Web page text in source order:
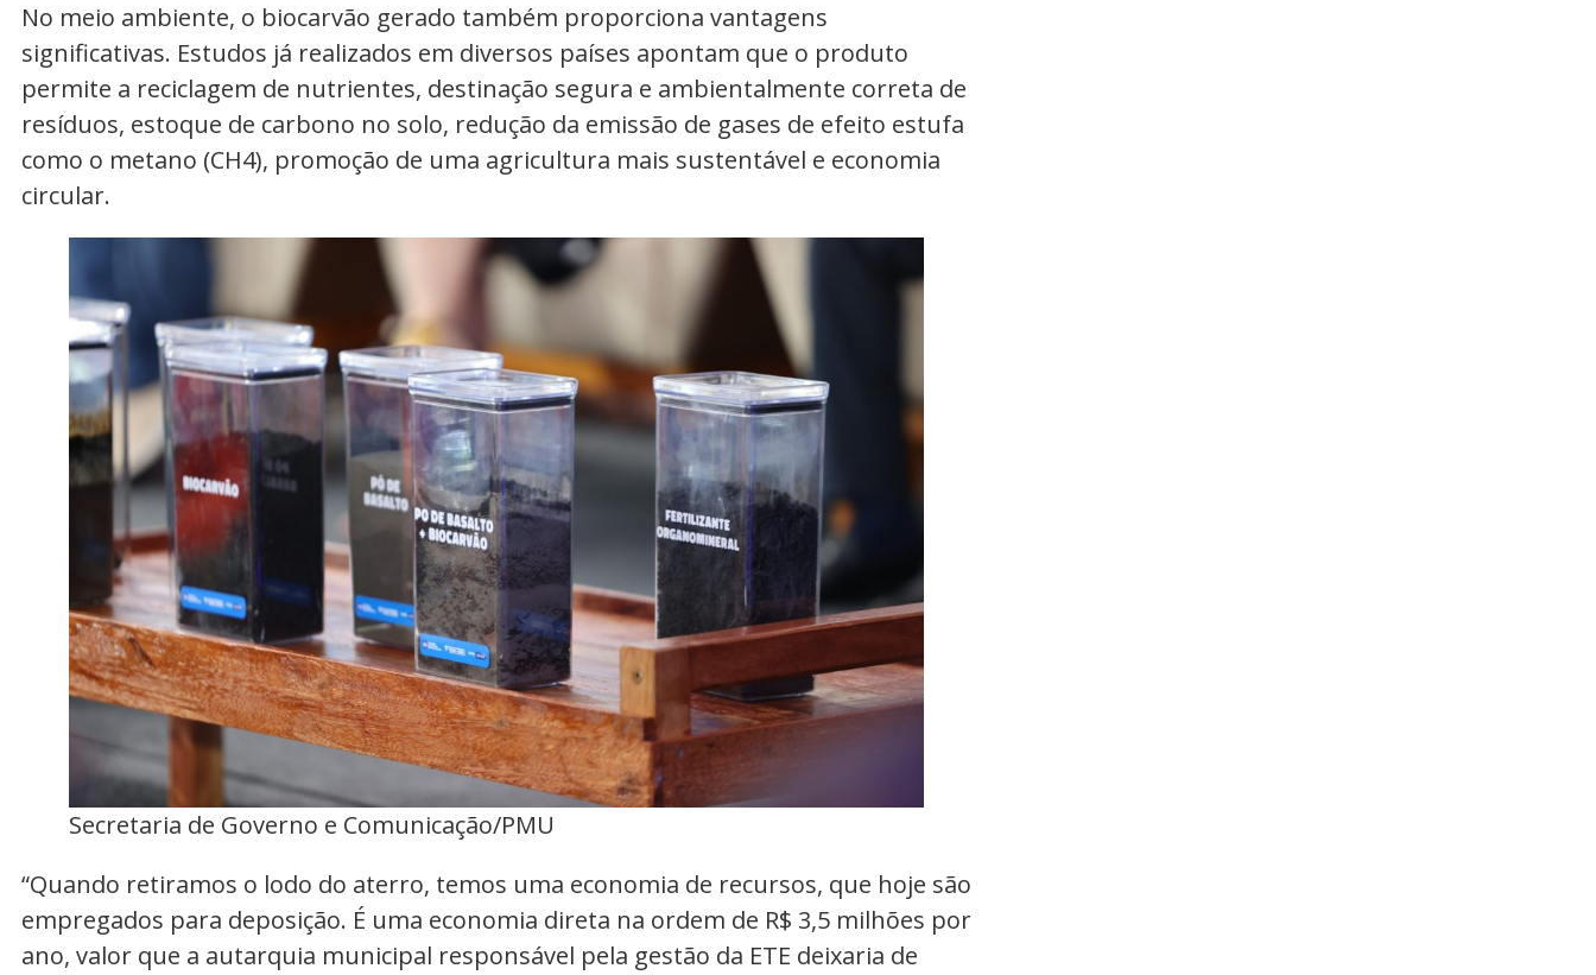
No meio ambiente, o biocarvão gerado também proporciona vantagens
significativas. Estudos já realizados em diversos países apontam que o produto
permite a reciclagem de nutrientes, destinação segura e ambientalmente correta de
resíduos, estoque de carbono no solo, redução da emissão de gases de efeito estufa
como o metano (CH4), promoção de uma agricultura mais sustentável e economia
circular.
Secretaria de Governo e Comunicação/PMU
“Quando retiramos o lodo do aterro, temos uma economia de recursos, que hoje são
empregados para deposição. É uma economia direta na ordem de R$ 3,5 milhões por
ano, valor que a autarquia municipal responsável pela gestão da ETE deixaria de